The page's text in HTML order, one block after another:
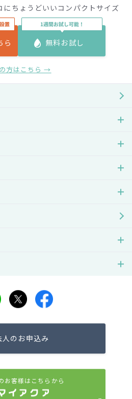
にちょうどいいコンパクトサイズ
至るまでを一貫して行う事業をフ
スや家庭向け専用ウォーターサー
いる。
五反田2-27-3 A-PLACE五反田2
ら 無料お試し
方はこちら →
人のお申込み
お客様はこちらから